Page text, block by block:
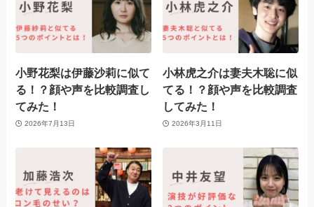
小野花梨は伊藤沙莉に似て
る！？顔や声を比較調査し
てみた！
2026年7月13日
小林虎之介は妻夫木聡に似
てる！？顔や声を比較調査
してみた！
2026年3月11日